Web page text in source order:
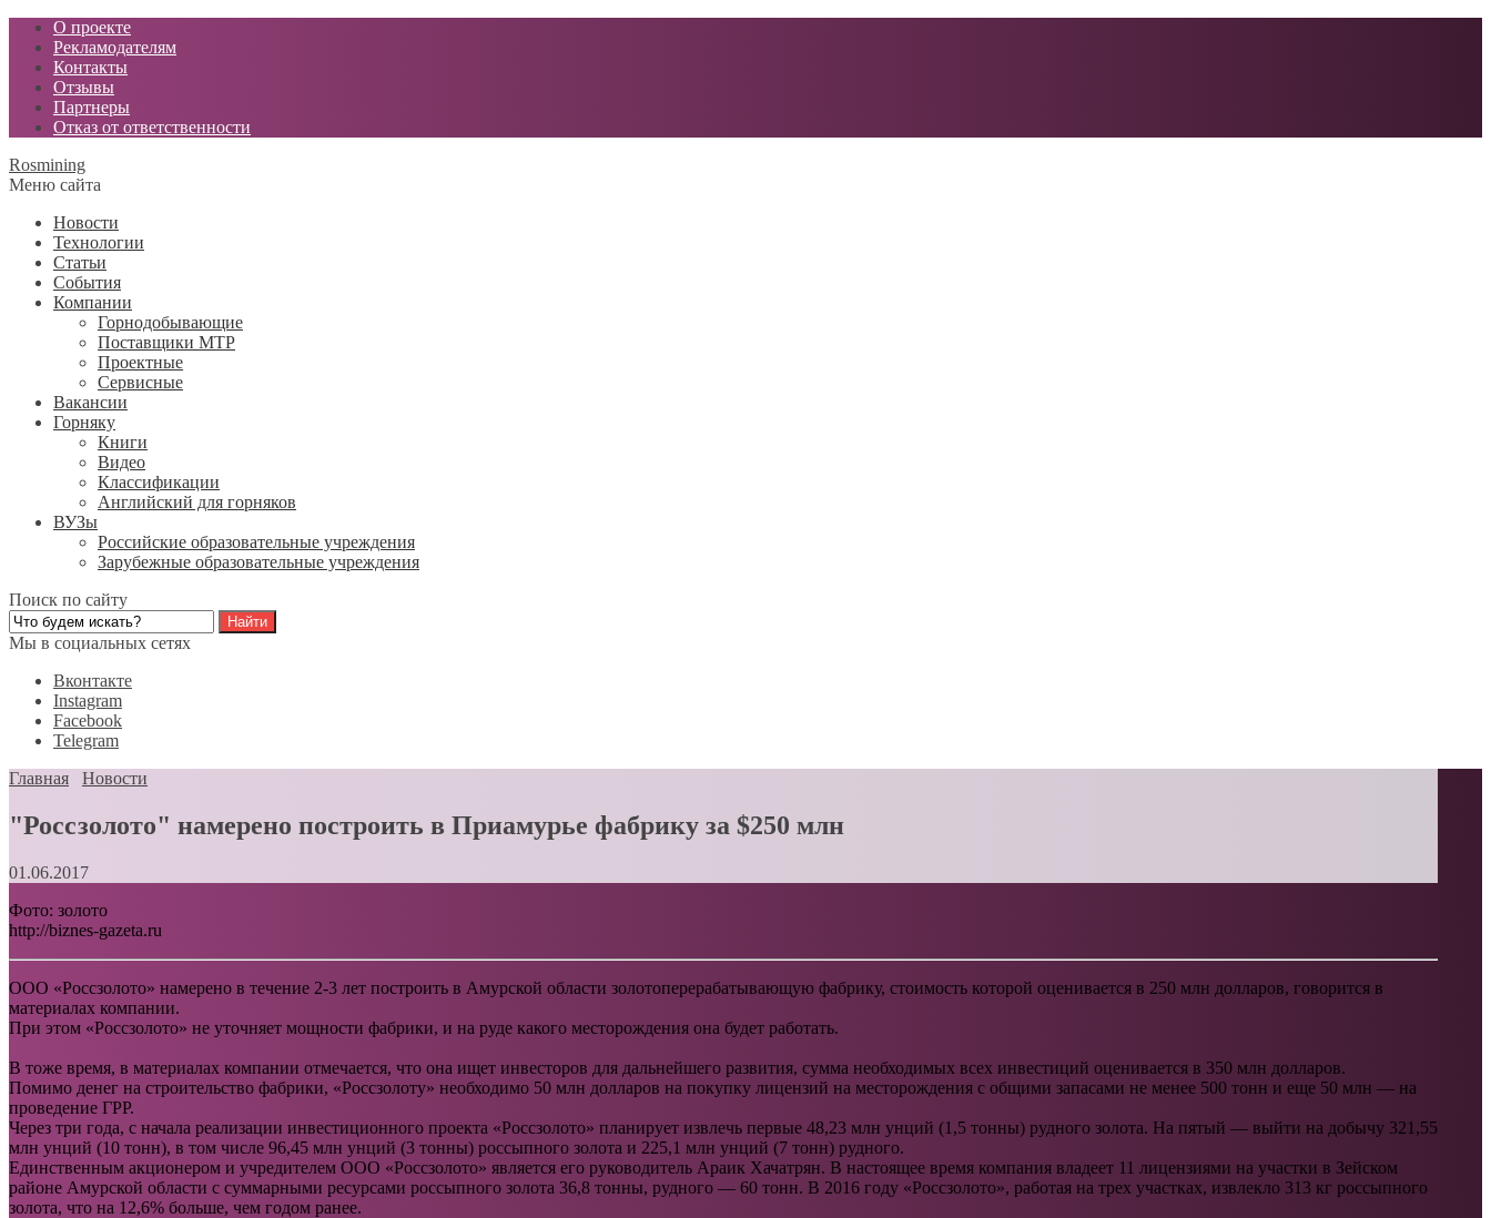
О проекте
Рекламодателям
Контакты
Отзывы
Партнеры
Отказ от ответственности
Rosmining
Меню сайта
Новости
Технологии
Статьи
События
Компании
Горнодобывающие
Поставщики МТР
Проектные
Сервисные
Вакансии
Горняку
Книги
Видео
Классификации
Английский для горняков
ВУЗы
Российские образовательные учреждения
Зарубежные образовательные учреждения
Поиск по сайту
Мы в социальных сетях
Вконтакте
Instagram
Facebook
Telegram
Главная
Новости
"Россзолото" намерено построить в Приамурье фабрику за $250 млн
01.06.2017
Фото: золото
http://biznes-gazeta.ru
ООО «Россзолото» намерено в течение 2-3 лет построить в Амурской области золотоперерабатывающую фабрику, стоимость которой оценивается в 250 млн долларов, говорится в
материалах компании.
При этом «Россзолото» не уточняет мощности фабрики, и на руде какого месторождения она будет работать.
В тоже время, в материалах компании отмечается, что она ищет инвесторов для дальнейшего развития, сумма необходимых всех инвестиций оценивается в 350 млн долларов.
Помимо денег на строительство фабрики, «Россзолоту» необходимо 50 млн долларов на покупку лицензий на месторождения с общими запасами не менее 500 тонн и еще 50 млн — на
проведение ГРР.
Через три года, с начала реализации инвестиционного проекта «Россзолото» планирует извлечь первые 48,23 млн унций (1,5 тонны) рудного золота. На пятый — выйти на добычу 321,55
млн унций (10 тонн), в том числе 96,45 млн унций (3 тонны) россыпного золота и 225,1 млн унций (7 тонн) рудного.
Единственным акционером и учредителем ООО «Россзолото» является его руководитель Араик Хачатрян. В настоящее время компания владеет 11 лицензиями на участки в Зейском
районе Амурской области с суммарными ресурсами россыпного золота 36,8 тонны, рудного — 60 тонн. В 2016 году «Россзолото», работая на трех участках, извлекло 313 кг россыпного
золота, что на 12,6% больше, чем годом ранее.